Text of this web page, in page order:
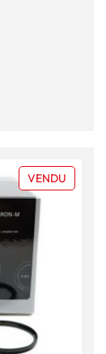
VENDU